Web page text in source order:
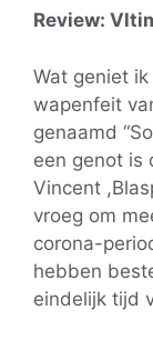
Review:
Wat geniet
wapenfeit
genaamd
een genot is
Vincent
vroeg om
corona-
hebben
eindelijk tijd